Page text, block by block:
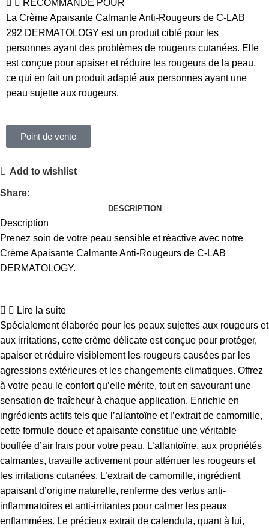
RECOMMANDÉ POUR
La Crème Apaisante Calmante Anti-Rougeurs de C-LAB
292 DERMATOLOGY est un produit ciblé pour les
personnes ayant des problèmes de rougeurs cutanées. Elle
est conçue pour apaiser et réduire les rougeurs de la peau,
ce qui en fait un produit adapté aux personnes ayant une
peau sujette aux rougeurs.
Point de vente
Add to wishlist
Share:
DESCRIPTION
Description
Prenez soin de votre peau sensible et réactive avec notre
Crème Apaisante Calmante Anti-Rougeurs de C-LAB
DERMATOLOGY.
Lire la suite
Spécialement élaborée pour les peaux sujettes aux rougeurs et
aux irritations, cette crème délicate est conçue pour protéger,
apaiser et réduire visiblement les rougeurs causées par les
agressions extérieures et les changements climatiques. Offrez
à votre peau le confort qu’elle mérite, tout en savourant une
sensation de fraîcheur à chaque application. Enrichie en
ingrédients actifs tels que l’allantoïne et l’extrait de camomille,
cette formule douce et apaisante constitue une véritable
bouffée d’air frais pour votre peau. L’allantoïne, aux propriétés
calmantes, travaille activement pour atténuer les rougeurs et
les irritations cutanées. L’extrait de camomille, ingrédient
apaisant d’origine naturelle, renferme des vertus anti-
inflammatoires et anti-irritantes pour calmer les peaux
enflammées. Le précieux extrait de calendula, quant à lui,